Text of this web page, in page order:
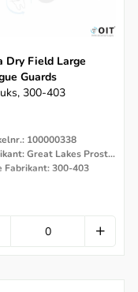
Dry Field Large
Guards
300-403
100000338
Fabrikant: Great Lakes Prostodontics
Fabrikant: 300-403